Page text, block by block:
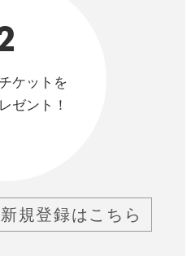
ケットを
ゼント！
規登録はこちら